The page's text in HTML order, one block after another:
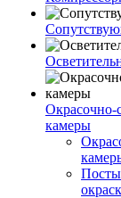
камеры
Посты